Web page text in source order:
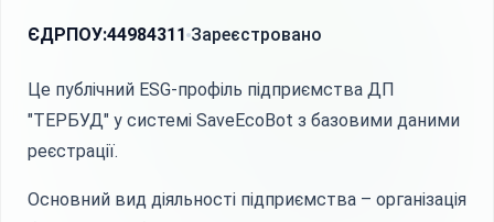
ЄДРПОУ:44984311 Зареєстровано
Це публічний ESG-профіль підприємства ДП
"ТЕРБУД" у системі SaveEcoBot з базовими даними
реєстрації.
Основний вид діяльності підприємства – організація